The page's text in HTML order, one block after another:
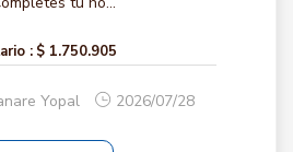
: $ 1.750.905
Yopal 2026/07/28